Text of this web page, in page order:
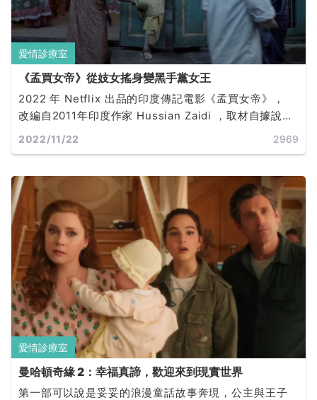
愛情診療室
《孟買女帝》從妓女搖身變黑手黨女王
2022 年 Netflix 出品的印度傳記電影《孟買女帝》，
改編自2011年印度作家 Hussian Zaidi ，取材自據說真
實故事的小說《孟買黑手黨女皇》。原本出生富裕家
2022/11/22 2969
愛情診療室
曼哈頓奇緣 2：幸福真諦，歡迎來到現實世界
第一部可以說是妥妥的浪漫童話故事奔現，公主與王子